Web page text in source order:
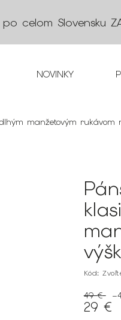
po celom Slovensku
NOVINKY
manžetovým rukávom
Kód:
49 €
29 €